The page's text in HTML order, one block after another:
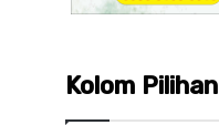
Kolom Pilihan